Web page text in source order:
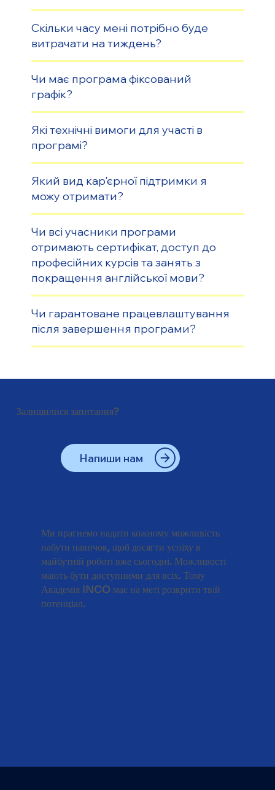
Скільки часу мені потрібно буде
витрачати на тиждень?
Чи має програма фіксований
графік?
Які технічні вимоги для участі в
програмі?
Який вид кар'єрної підтримки я
можу отримати?
Чи всі учасники програми
отримають сертифікат, доступ до
професійних курсів та занять з
покращення англійської мови?
Чи гарантоване працевлаштування
після завершення програми?
Ми прагнемо надати кожному можливість
набути навичок, щоб досягти успіху в
майбутній роботі вже сьогодні. Можливості
мають бути доступними для всіх. Тому
Академія INCO має на меті розкрити твій
потенціал.
Залишилися запитання?
Напиши нам